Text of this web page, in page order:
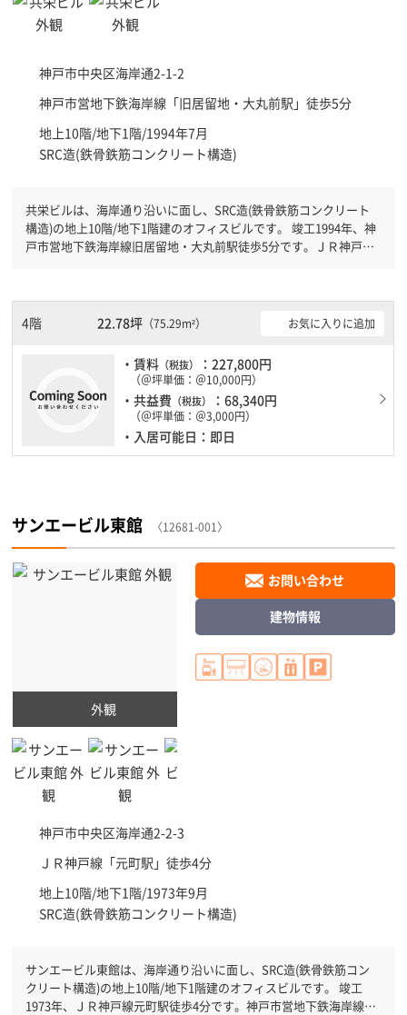
神戸市中央区海岸通2-1-2
神戸市営地下鉄海岸線「旧居留地・大丸前駅 」徒歩5分
地上10階/地下1階/1994年7月
SRC造(鉄骨鉄筋コンクリート構造)
共栄ビルは、海岸通り沿いに面し、SRC造(鉄骨鉄筋コンクリート
構造)の地上10階/地下1階建のオフィスビルです。 竣工1994年、神
戸市営地下鉄海岸線旧居留地・大丸前駅徒歩5分です。ＪＲ神戸線
になりますので時間帯を気にせず利用できます。駐車場もあります
ので、車を利用されるお客様には使いやすいです。ＥＶが複数基あ
4階 22.78坪（75.29m²） お気に入りに追加
・賃料 （税抜） ：227,800円
（＠坪単価：＠10,000円）
・共益費 （税抜） ：68,340円
（＠坪単価：＠3,000円）
・入居可能日：即日
サンエービル東館 〈12681-001〉
外観
神戸市中央区海岸通2-2-3
ＪＲ神戸線「元町駅 」徒歩4分
地上10階/地下1階/1973年9月
SRC造(鉄骨鉄筋コンクリート構造)
お問い合わせ
建物情報
サンエービル東館は、海岸通り沿いに面し、SRC造(鉄骨鉄筋コン
クリート構造)の地上10階/地下1階建のオフィスビルです。 竣工
1973年、ＪＲ神戸線元町駅徒歩4分です。神戸市営地下鉄海岸線み